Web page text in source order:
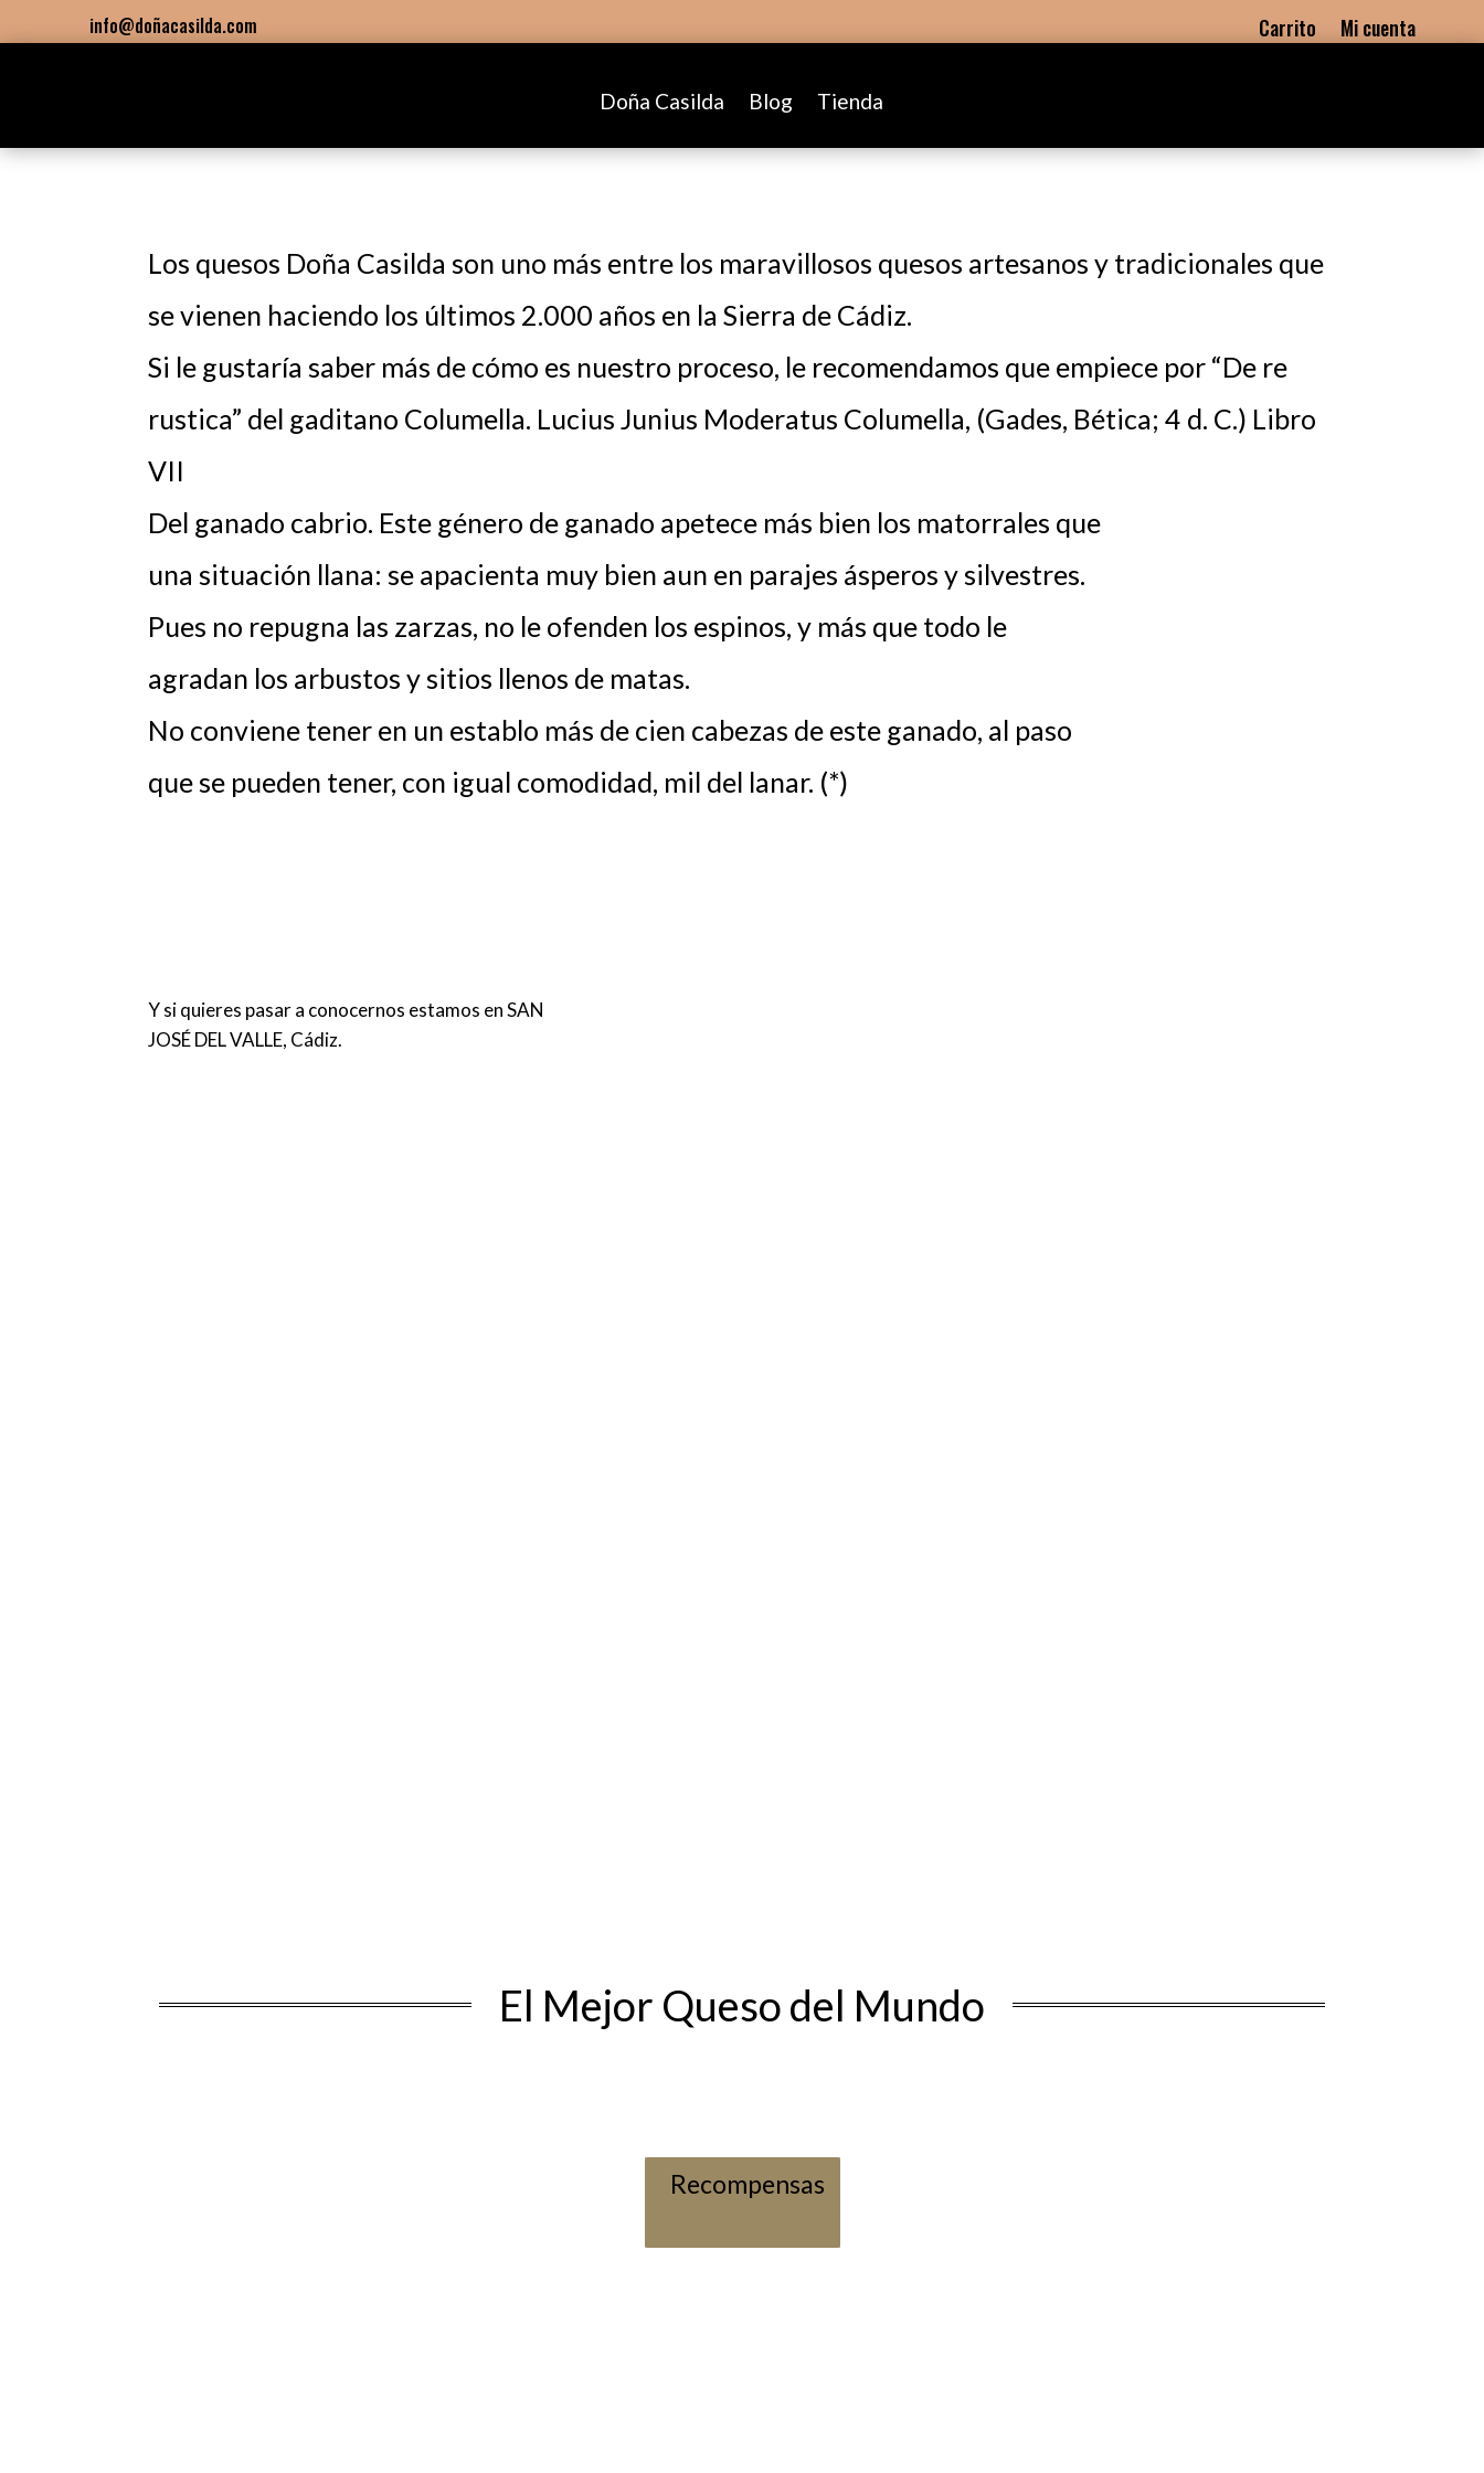
info@doñacasilda.com Carrito Mi cuenta
Doña Casilda Blog Tienda
Los quesos Doña Casilda son uno más entre los maravillosos quesos artesanos y tradicionales que
se vienen haciendo los últimos 2.000 años en la Sierra de Cádiz.
Si le gustaría saber más de cómo es nuestro proceso, le recomendamos que empiece por “De re
rustica” del gaditano Columella. Lucius Junius Moderatus Columella, (Gades, Bética; 4 d. C.) Libro
VII
Del ganado cabrio. Este género de ganado apetece más bien los matorrales que
una situación llana: se apacienta muy bien aun en parajes ásperos y silvestres.
Pues no repugna las zarzas, no le ofenden los espinos, y más que todo le
agradan los arbustos y sitios llenos de matas.
No conviene tener en un establo más de cien cabezas de este ganado, al paso
que se pueden tener, con igual comodidad, mil del lanar. (*)
Y si quieres pasar a conocernos estamos en SAN
JOSÉ DEL VALLE, Cádiz.
El Mejor Queso del Mundo
Recompensas